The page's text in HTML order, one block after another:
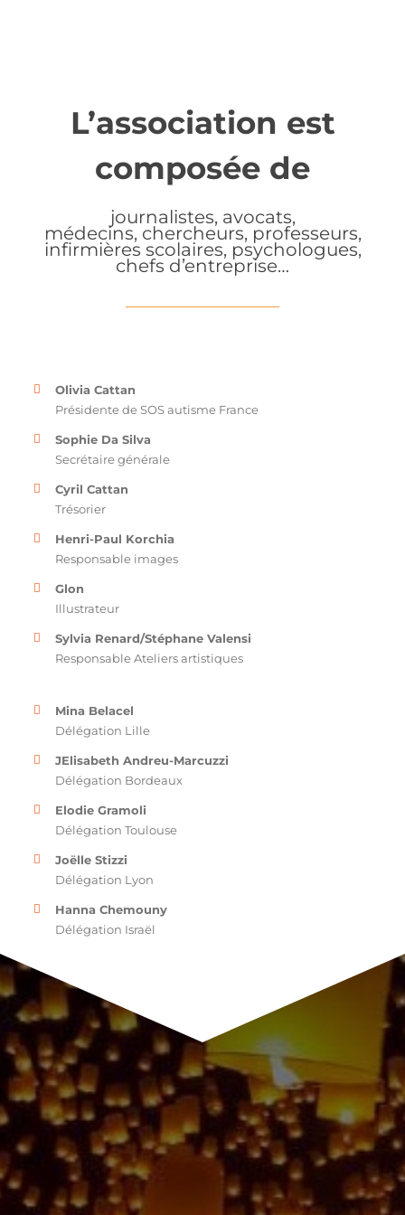
L’association est
composée de
journalistes, avocats,
médecins, chercheurs, professeurs,
infirmières scolaires, psychologues,
chefs d’entreprise…
Olivia Cattan
Présidente de SOS autisme France
Sophie Da Silva
Secrétaire générale
Cyril Cattan
Trésorier
Henri-Paul Korchia
Responsable images
Glon
Illustrateur
Sylvia Renard/Stéphane Valensi
Responsable Ateliers artistiques
Mina Belacel
Délégation Lille
JElisabeth Andreu-Marcuzzi
Délégation Bordeaux
Elodie Gramoli
Délégation Toulouse
Joëlle Stizzi
Délégation Lyon
Hanna Chemouny
Délégation Israël